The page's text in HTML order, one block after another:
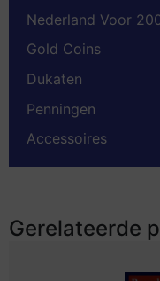
Nederland Voor
Gold Coins
Dukaten
Penningen
Accessoires
Gerelateerde